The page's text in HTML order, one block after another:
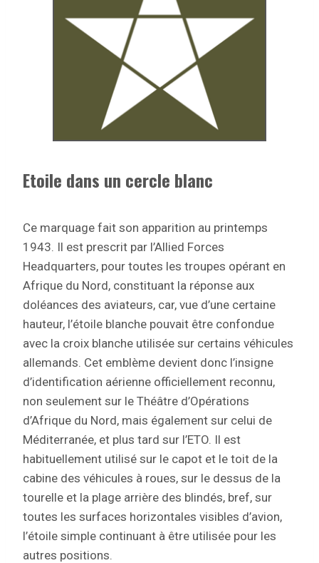
Etoile dans un cercle blanc
Ce marquage fait son apparition au printemps
1943. Il est prescrit par l’Allied Forces
Headquarters, pour toutes les troupes opérant en
Afrique du Nord, constituant la réponse aux
doléances des aviateurs, car, vue d’une certaine
hauteur, l’étoile blanche pouvait être confondue
avec la croix blanche utilisée sur certains véhicules
allemands. Cet emblème devient donc l’insigne
d’identification aérienne officiellement reconnu,
non seulement sur le Théâtre d’Opérations
d’Afrique du Nord, mais également sur celui de
Méditerranée, et plus tard sur l’ETO. Il est
habituellement utilisé sur le capot et le toit de la
cabine des véhicules à roues, sur le dessus de la
tourelle et la plage arrière des blindés, bref, sur
toutes les surfaces horizontales visibles d’avion,
l’étoile simple continuant à être utilisée pour les
autres positions.